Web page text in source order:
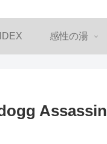
感性の湯
Assassin